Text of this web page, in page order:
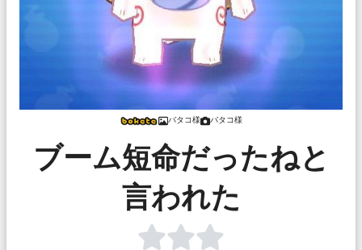
バタコ様 バタコ様
ブーム短命だったねと
言われた